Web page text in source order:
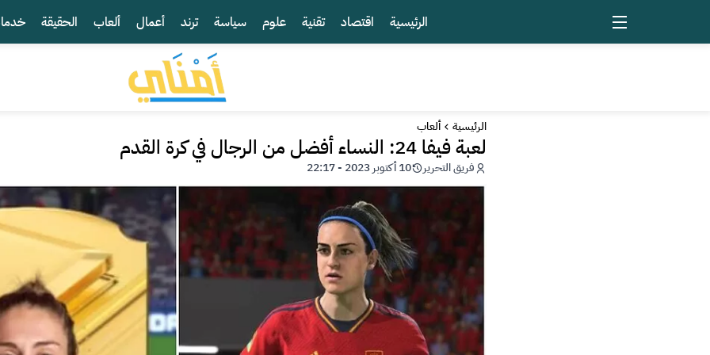
الرئيسية اقتصاد تقنية علوم سياسة ترند أعمال ألعاب الحقيقة
الرئيسية ألعاب
لعبة فيفا 24: النساء أفضل من الرجال في كرة القدم
فريق التحرير 10 أكتوبر 2023 - 22:17